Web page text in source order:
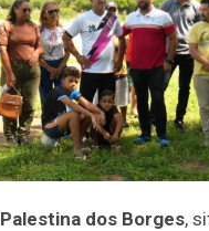
Palestina dos Borges,